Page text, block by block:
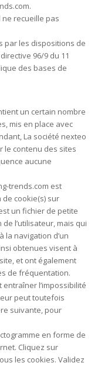
ne recueille pas
par les dispositions de
96/9 du 11
des bases de
un certain nombre
mis en place avec
La société nexteo
le contenu des sites
aucune
trends.com est
cookie(s) sur
un fichier de petite
l’utilisateur, mais qui
navigation d’un
obtenues visent à
et ont également
de fréquentation.
entraîner l’impossibilité
peut toutefois
suivante, pour
en forme de
Cliquez sur
les cookies. Validez